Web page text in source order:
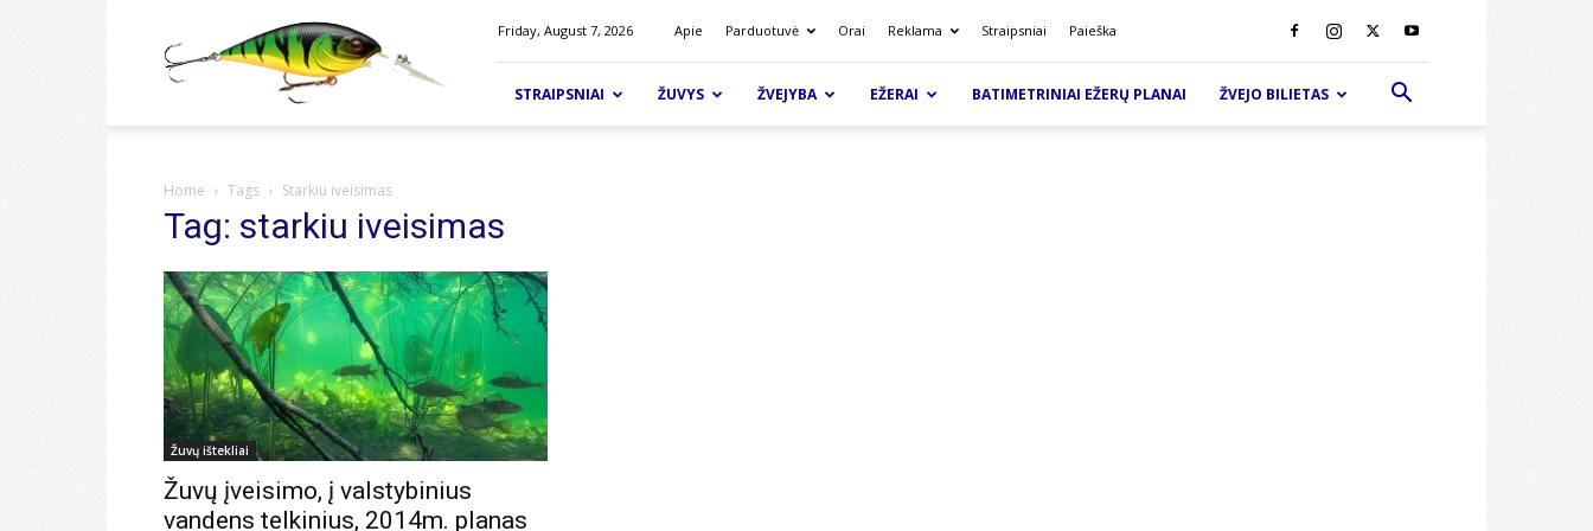
Friday, August 7, 2026 Apie Parduotuvė Orai Reklama Straipsniai Paieška
STRAIPSNIAI ŽUVYS ŽVEJYBA EŽERAI BATIMETRINIAI EŽERŲ PLANAI ŽVEJO BILIETAS
Home Tags Starkiu iveisimas
Tag: starkiu iveisimas
Žuvų ištekliai
Žuvų įveisimo, į valstybinius
vandens telkinius, 2014m. planas